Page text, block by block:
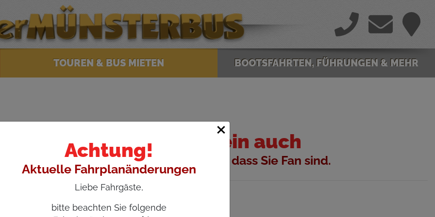
TOUREN & BUS MIETEN BOOTSFAHRTEN, FÜHRUNGEN & MEHR
macht Freude & Fan sein auch
Abenteuer oder zeigen Sie, dass Sie Fan sind.
×
Achtung!
Aktuelle Fahrplanänderungen
Liebe Fahrgäste,
bitte beachten Sie folgende